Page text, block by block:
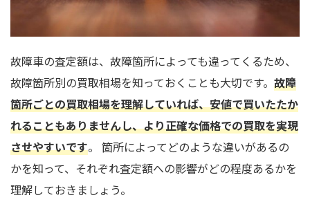
故障車の査定額は、故障箇所によっても違ってくるため、
故障箇所別の買取相場を知っておくことも大切です。 故障
箇所ごとの買取相場を理解していれば、安値で買いたたか
れることもありませんし、より正確な価格での買取を実現
させやすいです。 箇所によってどのような違いがあるの
かを知って、それぞれ査定額への影響がどの程度あるかを
理解しておきましょう。